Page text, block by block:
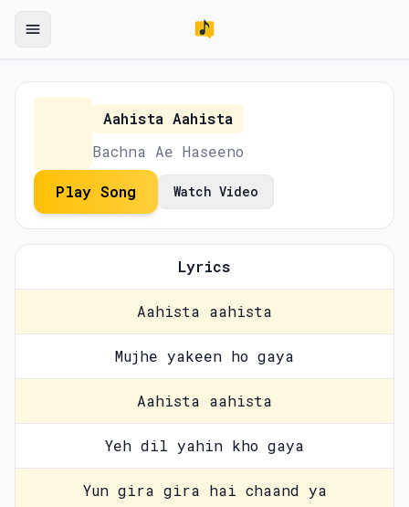
Aahista Aahista
Bachna Ae Haseeno
Play Song Watch Video
Lyrics
Aahista aahista
Mujhe yakeen ho gaya
Aahista aahista
Yeh dil yahin kho gaya
Yun gira gira hai chaand ya